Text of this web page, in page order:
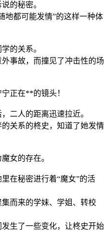
的秘密。
地都可能发情”的这样一种体
的关系。
事故，而撞见了冲击性的场
正在**的镜头！
二人的距离迅速拉近。
关系的柊史，知道了她发情
女的存在。
在秘密进行着“魔女”的活
而来的学妹、学姐、转校
生了一些变化，让柊史开始